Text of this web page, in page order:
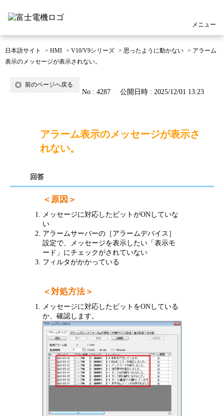
メニュー
日本語サイト > HMI > V10/V9シリーズ > 思ったように動かない > アラーム
表示のメッセージが表示されない。
前のページへ戻る
No : 4287 公開日時 : 2025/12/01 13:23
アラーム表示のメッセージが表示さ
れない。
回答
＜原因＞
メッセージに対応したビットがONしていな
い
アラームサーバーの［アラームデバイス］
設定で、メッセージを表示したい「表示モ
ード」にチェックがされていない
フィルタがかかっている
＜対処方法＞
メッセージに対応したビットをONしている
か、確認します。